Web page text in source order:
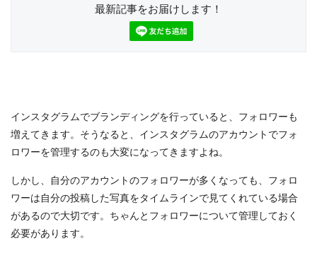
最新記事をお届けします！
インスタグラムでブランディングを行っていると、フォロワーも
増えてきます。そうなると、インスタグラムのアカウントでフォ
ロワーを管理するのも大変になってきますよね。
しかし、自分のアカウントのフォロワーが多くなっても、フォロ
ワーは自分の投稿した写真をタイムラインで見てくれている場合
があるので大切です。ちゃんとフォロワーについて管理しておく
必要があります。